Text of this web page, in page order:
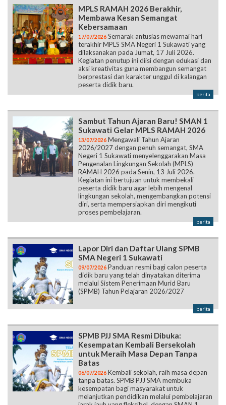
MPLS RAMAH 2026 Berakhir,
Membawa Kesan Semangat
Kebersamaan
17/07/2026 Semarak antusias mewarnai hari
terakhir MPLS SMA Negeri 1 Sukawati yang
dilaksanakan pada Jumat, 17 Juli 2026.
Kegiatan penutup ini diisi dengan edukasi dan
aksi kreativitas guna membangun semangat
berprestasi dan karakter unggul di kalangan
peserta didik baru.
berita
Sambut Tahun Ajaran Baru! SMAN 1
Sukawati Gelar MPLS RAMAH 2026
13/07/2026 Mengawali Tahun Ajaran
2026/2027 dengan penuh semangat, SMA
Negeri 1 Sukawati menyelenggarakan Masa
Pengenalan Lingkungan Sekolah (MPLS)
RAMAH 2026 pada Senin, 13 Juli 2026.
Kegiatan ini bertujuan untuk membekali
peserta didik baru agar lebih mengenal
lingkungan sekolah, mengembangkan potensi
diri, serta mempersiapkan diri mengikuti
proses pembelajaran.
berita
Lapor Diri dan Daftar Ulang SPMB
SMA Negeri 1 Sukawati
09/07/2026 Panduan resmi bagi calon peserta
didik baru yang telah dinyatakan diterima
melalui Sistem Penerimaan Murid Baru
(SPMB) Tahun Pelajaran 2026/2027
berita
SPMB PJJ SMA Resmi Dibuka:
Kesempatan Kembali Bersekolah
untuk Meraih Masa Depan Tanpa
Batas
06/07/2026 Kembali sekolah, raih masa depan
tanpa batas. SPMB PJJ SMA membuka
kesempatan bagi masyarakat untuk
melanjutkan pendidikan melalui pembelajaran